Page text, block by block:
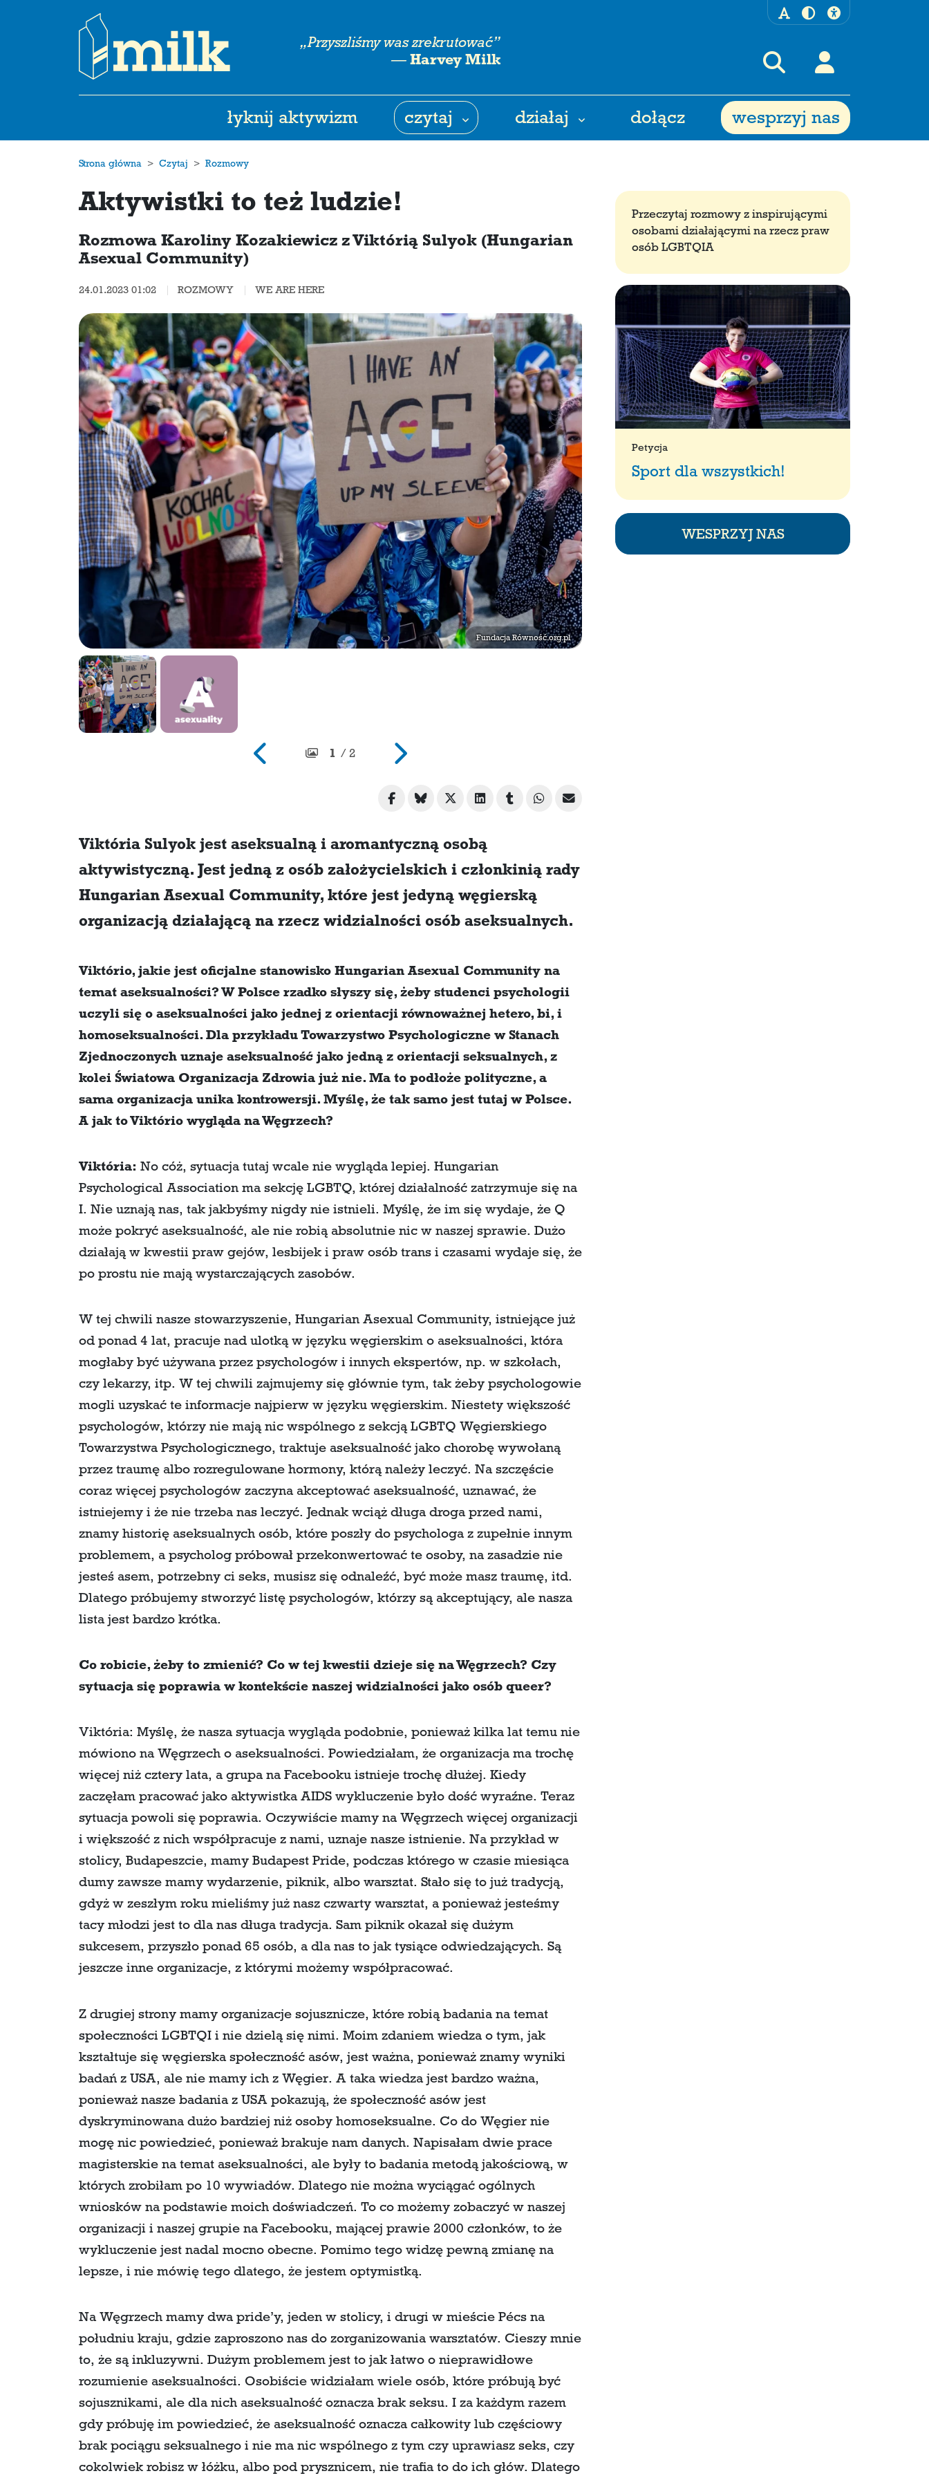
„Przyszliśmy was zrekrutować”
— Harvey Milk
łyknij aktywizm czytaj działaj dołącz wesprzyj nas
Strona główna Czytaj Rozmowy
Aktywistki to też ludzie!
Rozmowa Karoliny Kozakiewicz z Viktórią Sulyok (Hungarian
Asexual Community)
24.01.2023 01:02 ROZMOWY WE ARE HERE
Fundacja Równość.org.pl
1 / 2
Viktória Sulyok jest aseksualną i aromantyczną osobą
aktywistyczną. Jest jedną z osób założycielskich i członkinią rady
Hungarian Asexual Community, które jest jedyną węgierską
organizacją działającą na rzecz widzialności osób aseksualnych.
Viktório, jakie jest oficjalne stanowisko Hungarian Asexual Community na
temat aseksualności? W Polsce rzadko słyszy się, żeby studenci psychologii
uczyli się o aseksualności jako jednej z orientacji równoważnej hetero, bi, i
homoseksualności. Dla przykładu Towarzystwo Psychologiczne w Stanach
Zjednoczonych uznaje aseksualność jako jedną z orientacji seksualnych, z
kolei Światowa Organizacja Zdrowia już nie. Ma to podłoże polityczne, a
sama organizacja unika kontrowersji. Myślę, że tak samo jest tutaj w Polsce.
A jak to Viktório wygląda na Węgrzech?
Viktória: No cóż, sytuacja tutaj wcale nie wygląda lepiej. Hungarian
Psychological Association ma sekcję LGBTQ, której działalność zatrzymuje się na
I. Nie uznają nas, tak jakbyśmy nigdy nie istnieli. Myślę, że im się wydaje, że Q
może pokryć aseksualność, ale nie robią absolutnie nic w naszej sprawie. Dużo
działają w kwestii praw gejów, lesbijek i praw osób trans i czasami wydaje się, że
po prostu nie mają wystarczających zasobów.
W tej chwili nasze stowarzyszenie, Hungarian Asexual Community, istniejące już
od ponad 4 lat, pracuje nad ulotką w języku węgierskim o aseksualności, która
mogłaby być używana przez psychologów i innych ekspertów, np. w szkołach,
czy lekarzy, itp. W tej chwili zajmujemy się głównie tym, tak żeby psychologowie
mogli uzyskać te informacje najpierw w języku węgierskim. Niestety większość
psychologów, którzy nie mają nic wspólnego z sekcją LGBTQ Węgierskiego
Towarzystwa Psychologicznego, traktuje aseksualność jako chorobę wywołaną
przez traumę albo rozregulowane hormony, którą należy leczyć. Na szczęście
coraz więcej psychologów zaczyna akceptować aseksualność, uznawać, że
istniejemy i że nie trzeba nas leczyć. Jednak wciąż długa droga przed nami,
znamy historię aseksualnych osób, które poszły do psychologa z zupełnie innym
problemem, a psycholog próbował przekonwertować te osoby, na zasadzie nie
jesteś asem, potrzebny ci seks, musisz się odnaleźć, być może masz traumę, itd.
Dlatego próbujemy stworzyć listę psychologów, którzy są akceptujący, ale nasza
lista jest bardzo krótka.
Co robicie, żeby to zmienić? Co w tej kwestii dzieje się na Węgrzech? Czy
sytuacja się poprawia w kontekście naszej widzialności jako osób queer?
Viktória: Myślę, że nasza sytuacja wygląda podobnie, ponieważ kilka lat temu nie
mówiono na Węgrzech o aseksualności. Powiedziałam, że organizacja ma trochę
więcej niż cztery lata, a grupa na Facebooku istnieje trochę dłużej. Kiedy
zaczęłam pracować jako aktywistka AIDS wykluczenie było dość wyraźne. Teraz
sytuacja powoli się poprawia. Oczywiście mamy na Węgrzech więcej organizacji
i większość z nich współpracuje z nami, uznaje nasze istnienie. Na przykład w
stolicy, Budapeszcie, mamy Budapest Pride, podczas którego w czasie miesiąca
dumy zawsze mamy wydarzenie, piknik, albo warsztat. Stało się to już tradycją,
gdyż w zeszłym roku mieliśmy już nasz czwarty warsztat, a ponieważ jesteśmy
tacy młodzi jest to dla nas długa tradycja. Sam piknik okazał się dużym
sukcesem, przyszło ponad 65 osób, a dla nas to jak tysiące odwiedzających. Są
jeszcze inne organizacje, z którymi możemy współpracować.
Z drugiej strony mamy organizacje sojusznicze, które robią badania na temat
społeczności LGBTQI i nie dzielą się nimi. Moim zdaniem wiedza o tym, jak
kształtuje się węgierska społeczność asów, jest ważna, ponieważ znamy wyniki
badań z USA, ale nie mamy ich z Węgier. A taka wiedza jest bardzo ważna,
ponieważ nasze badania z USA pokazują, że społeczność asów jest
dyskryminowana dużo bardziej niż osoby homoseksualne. Co do Węgier nie
mogę nic powiedzieć, ponieważ brakuje nam danych. Napisałam dwie prace
magisterskie na temat aseksualności, ale były to badania metodą jakościową, w
których zrobiłam po 10 wywiadów. Dlatego nie można wyciągać ogólnych
wniosków na podstawie moich doświadczeń. To co możemy zobaczyć w naszej
organizacji i naszej grupie na Facebooku, mającej prawie 2000 członków, to że
wykluczenie jest nadal mocno obecne. Pomimo tego widzę pewną zmianę na
lepsze, i nie mówię tego dlatego, że jestem optymistką.
Na Węgrzech mamy dwa pride’y, jeden w stolicy, i drugi w mieście Pécs na
południu kraju, gdzie zaproszono nas do zorganizowania warsztatów. Cieszy mnie
to, że są inkluzywni. Dużym problemem jest to jak łatwo o nieprawidłowe
rozumienie aseksualności. Osobiście widziałam wiele osób, które próbują być
sojusznikami, ale dla nich aseksualność oznacza brak seksu. I za każdym razem
gdy próbuję im powiedzieć, że aseksualność oznacza całkowity lub częściowy
brak pociągu seksualnego i nie ma nic wspólnego z tym czy uprawiasz seks, czy
cokolwiek robisz w łóżku, albo pod prysznicem, nie trafia to do ich głów. Dlatego
Przeczytaj rozmowy z inspirującymi
osobami działającymi na rzecz praw
osób LGBTQIA
Petycja
Sport dla wszystkich!
WESPRZYJ NAS